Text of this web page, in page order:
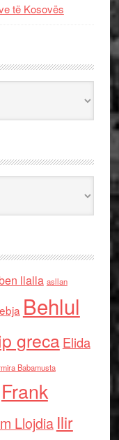
të Kosovës
llalla asllan
Behlul
grecaElida
Babamusta
Frank
Llojdia Ilir